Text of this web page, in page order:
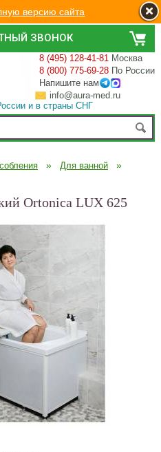
ЗВОНОК
8 (495) 128-41-81 Москва
8 (800) 775-69-28 По России
Напишите нам
info@aura-med.ru
и в страны СНГ
» Для ванной »
Ortonica LUX 625
версию сайта